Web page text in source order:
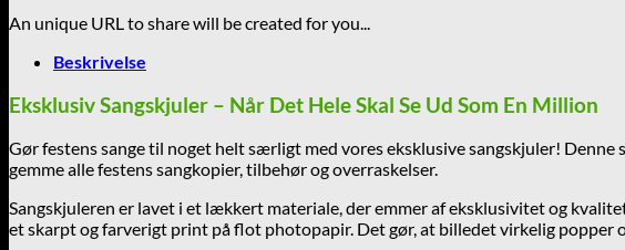
An unique URL to share will be created for you...
Beskrivelse
Eksklusiv Sangskjuler – Når Det Hele Skal Se Ud Som En Million
Gør festens sange til noget helt særligt med vores eksklusive sangskjuler!
gemme alle festens sangkopier, tilbehør og overraskelser.
Sangskjuleren er lavet i et lækkert materiale, der emmer af eksklusivitet og
et skarpt og farverigt print på flot photopapir. Det gør, at billedet virkelig popper